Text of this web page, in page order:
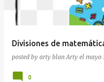
Divisiones de
posted by arty blanArty el mayo
0